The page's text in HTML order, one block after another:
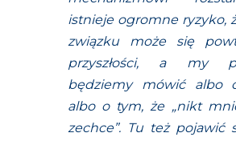
istnieje ogromne ryzyko,
związku może się
przyszłości, a my
będziemy mówić albo
albo o tym, że „nikt
zechce”. Tu też pojawić